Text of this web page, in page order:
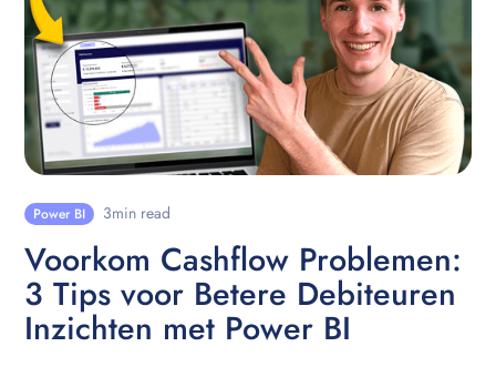
Power BI 3min read
Voorkom Cashflow Problemen:
3 Tips voor Betere Debiteuren
Inzichten met Power BI